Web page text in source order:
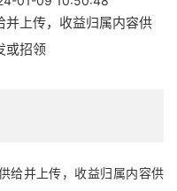
并上传，收益归属内容供
或招领
并上传，收益归属内容供